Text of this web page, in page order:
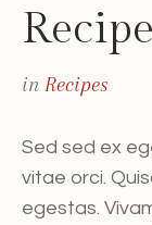
in Recipes
Sed sed ex
vitae orci.
egestas.